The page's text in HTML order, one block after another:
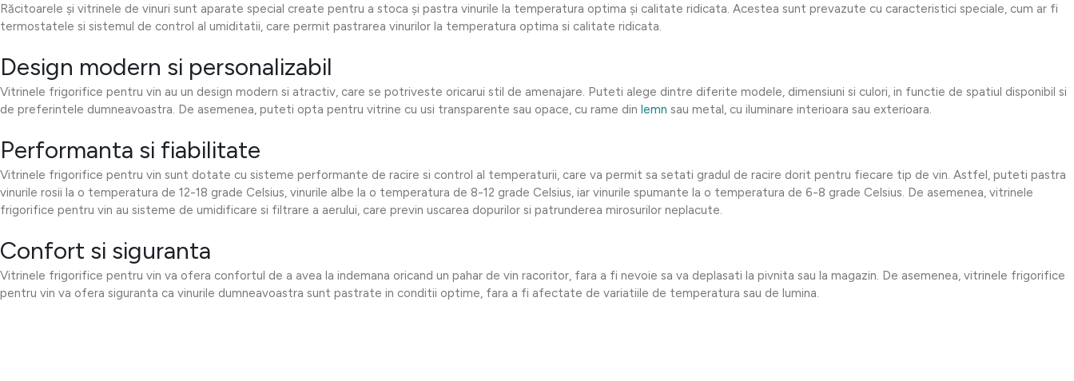
Răcitoarele și vitrinele de vinuri sunt aparate special create pentru a stoca și pastra vinurile la temperatura optima și calitate ridicata. Acestea sunt prevazute cu caracteristici speciale, cum ar fi
termostatele si sistemul de control al umiditatii, care permit pastrarea vinurilor la temperatura optima si calitate ridicata.
Design modern si personalizabil
Vitrinele frigorifice pentru vin au un design modern si atractiv, care se potriveste oricarui stil de amenajare. Puteti alege dintre diferite modele, dimensiuni si culori, in functie de spatiul disponibil si
de preferintele dumneavoastra. De asemenea, puteti opta pentru vitrine cu usi transparente sau opace, cu rame din lemn sau metal, cu iluminare interioara sau exterioara.
Performanta si fiabilitate
Vitrinele frigorifice pentru vin sunt dotate cu sisteme performante de racire si control al temperaturii, care va permit sa setati gradul de racire dorit pentru fiecare tip de vin. Astfel, puteti pastra
vinurile rosii la o temperatura de 12-18 grade Celsius, vinurile albe la o temperatura de 8-12 grade Celsius, iar vinurile spumante la o temperatura de 6-8 grade Celsius. De asemenea, vitrinele
frigorifice pentru vin au sisteme de umidificare si filtrare a aerului, care previn uscarea dopurilor si patrunderea mirosurilor neplacute.
Confort si siguranta
Vitrinele frigorifice pentru vin va ofera confortul de a avea la indemana oricand un pahar de vin racoritor, fara a fi nevoie sa va deplasati la pivnita sau la magazin. De asemenea, vitrinele frigorifice
pentru vin va ofera siguranta ca vinurile dumneavoastra sunt pastrate in conditii optime, fara a fi afectate de variatiile de temperatura sau de lumina.